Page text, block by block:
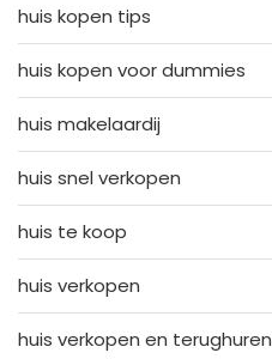
huis kopen tips
huis kopen voor dummies
huis makelaardij
huis snel verkopen
huis te koop
huis verkopen
huis verkopen en terughuren